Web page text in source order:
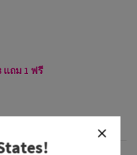
ถม 1 ฟรี
!